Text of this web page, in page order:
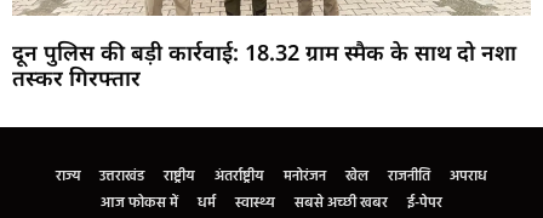
दून पुलिस की बड़ी कार्रवाई: 18.32 ग्राम स्मैक के साथ दो नशा
तस्कर गिरफ्तार
राज्य उत्तराखंड राष्ट्रीय अंतर्राष्ट्रीय मनोरंजन खेल राजनीति
अपराध
आज फोकस में
धर्म स्वास्थ्य सबसे अच्छी खबर ई-पेपर